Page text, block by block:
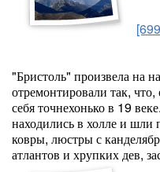
"Бристоль" произвела на
отремонтировали так,
себя точнехонько в 19
находились в холле и
ковры, люстры с
атлантов и хрупких дев,